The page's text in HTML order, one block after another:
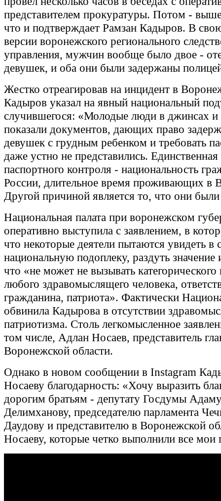
представителем прокуратуры. Потом -
что и подтверждает Рамзан Кадыров. В
версии воронежского регионального
управления, мужчин вообще было двое -
девушек, и оба они были задержаны
Жестко отреагировав на инцидент в
Кадыров указал на явный национальный
случившегося: «Молодые люди в джинсах и
показали документов, дающих право
девушек с грудным ребенком и требовать
даже устно не представились.
паспортного контроля - национальность
России, длительное время проживающих в
Другой причиной является то, что они были
Национальная палата при воронежском
оперативно выступила с заявлением, в
что некоторые деятели пытаются увидеть в
национальную подоплеку, раздуть значение
что «не может не вызывать
любого здравомыслящего человека,
гражданина, патриота». Фактически
обвинила Кадырова в отсутствии
патриотизма. Столь легкомысленное
том числе, Адлан Носаев, представитель
Воронежской области.
Однако в новом сообщении в Instagram
Носаеву благодарность: «Хочу выразить
дорогим братьям - депутату Госдумы
Делимханову, председателю парламента
Даудову и представителю в Воронежской
Носаеву, которые четко выполнили все мои